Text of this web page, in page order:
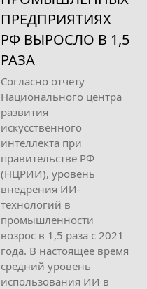
ПРЕДПРИЯТИЯХ
РФ ВЫРОСЛО В 1,5
РАЗА
Согласно отчёту
Национального центра
развития
искусственного
интеллекта при
правительстве РФ
(НЦРИИ), уровень
внедрения ИИ-
технологий в
промышленности
возрос в 1,5 раза с 2021
года. В настоящее время
средний уровень
использования ИИ в